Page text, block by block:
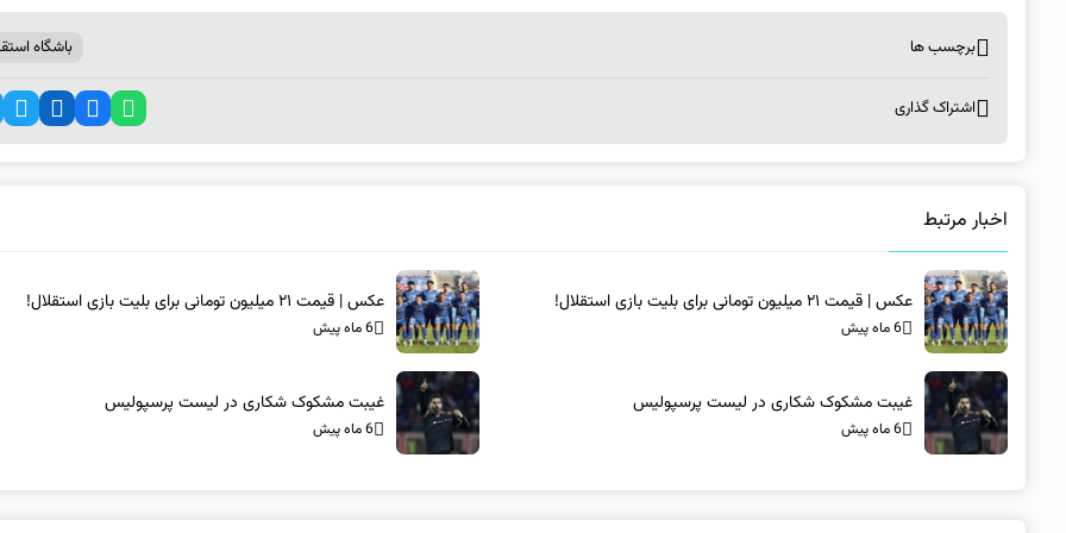
برچسب ها باشگاه
اشتراک گذاری
اخبار مرتبط
عکس | قیمت ۲۱ میلیون تومانی برای بلیت بازی استقلال!
6 ماه پیش
عکس | قیمت ۲۱ میلیون تومانی برای بلیت بازی استقلال!
6 ماه پیش
غیبت مشکوک شکاری در لیست پرسپولیس
6 ماه پیش
غیبت مشکوک شکاری در لیست پرسپولیس
6 ماه پیش